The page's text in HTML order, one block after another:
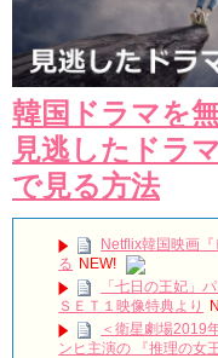
韓国ドラマを
見逃したドラ
で見る方法
Netflix韓国映画
る NEW!
「七日の王妃
ＳＥＴ１映像特典より
＜衛星劇場2019
ンヒ主演の 『推理の